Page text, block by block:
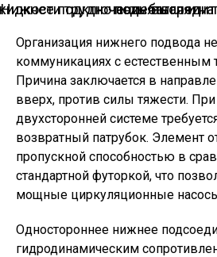
Нижнее подключение выглядит эстетично, но жидкости трудно подняться и нагреть верхнюю часть батареи
Организация нижнего подвода
коммуникациях с естественным
Причина заключается в
вверх, против силы тяжести.
двухсторонней системе
возвратный патрубок. Элемент
пропускной способностью в
стандартной футоркой, что
мощные циркуляционные
Одностороннее нижнее
гидродинамическим